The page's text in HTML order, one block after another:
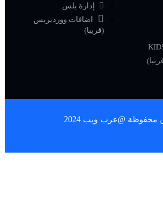
إدارة بلس
اضافات ووردبريس
(قريبا)
@عرب ويب 2024